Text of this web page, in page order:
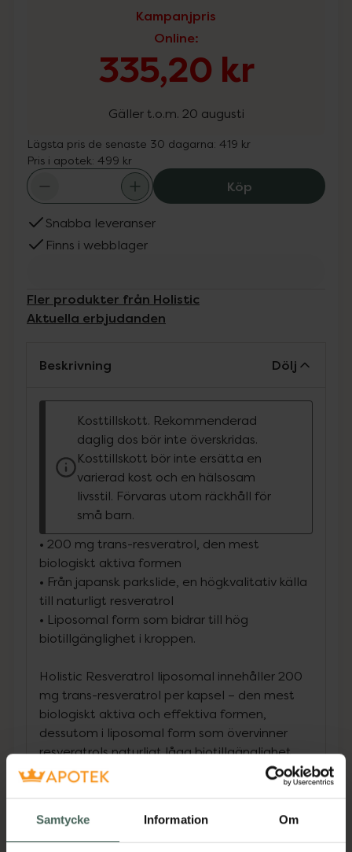
Samtycke Information Om
Kampanjpris
Online:
335,20 kr
Gäller t.o.m. 20 augusti
Lägsta pris de senaste 30 dagarna: 419 kr
Pris i apotek: 499 kr
KöpHolistic
Snabba leveranser
Finns i webblager
Fler produkter från Holistic
Aktuella erbjudanden
Beskrivning Dölj
Kosttillskott. Rekommenderad
daglig dos bör inte överskridas.
Kosttillskott bör inte ersätta en
varierad kost och en hälsosam
livsstil. Förvaras utom räckhåll för
små barn.
• 200 mg trans-resveratrol, den mest
biologiskt aktiva formen
• Från japansk parkslide, en högkvalitativ källa
till naturligt resveratrol
• Liposomal form som bidrar till hög
biotillgänglighet i kroppen.
Holistic Resveratrol liposomal innehåller 200
mg trans-resveratrol per kapsel – den mest
biologiskt aktiva och effektiva formen,
dessutom i liposomal form som övervinner
resveratrols naturligt låga biotillgänglighet
och säkerställer ett optimalt upptag i
kroppen. Resveratrol är en växtpolyfenol som
och bakterier. Den återfinns bland annat
naturligt i skalet på röda vindruvor och i roten